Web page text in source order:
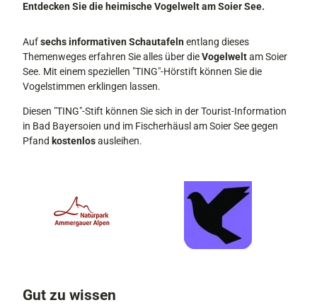
Entdecken Sie die heimische Vogelwelt am Soier See.
Aufsechs informativen Schautafelnentlang dieses
Themenweges erfahren Sie alles über dieVogelweltam Soier
See. Mit einem speziellen "TING"-Hörstift können Sie die
Vogelstimmen erklingen lassen.
Diesen "TING"-Stift können Sie sich in der Tourist-Information
in Bad Bayersoien und im Fischerhäusl am Soier See gegen
Pfand kostenlosausleihen.
Gut zu wissen